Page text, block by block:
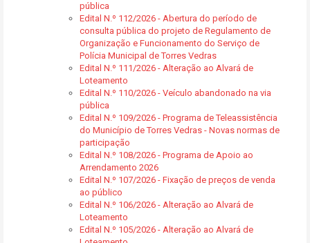
pública
Edital N.º 112/2026 - Abertura do período de
consulta pública do projeto de Regulamento de
Organização e Funcionamento do Serviço de
Polícia Municipal de Torres Vedras
Edital N.º 111/2026 - Alteração ao Alvará de
Loteamento
Edital N.º 110/2026 - Veículo abandonado na via
pública
Edital N.º 109/2026 - Programa de Teleassistência
do Município de Torres Vedras - Novas normas de
participação
Edital N.º 108/2026 - Programa de Apoio ao
Arrendamento 2026
Edital N.º 107/2026 - Fixação de preços de venda
ao público
Edital N.º 106/2026 - Alteração ao Alvará de
Loteamento
Edital N.º 105/2026 - Alteração ao Alvará de